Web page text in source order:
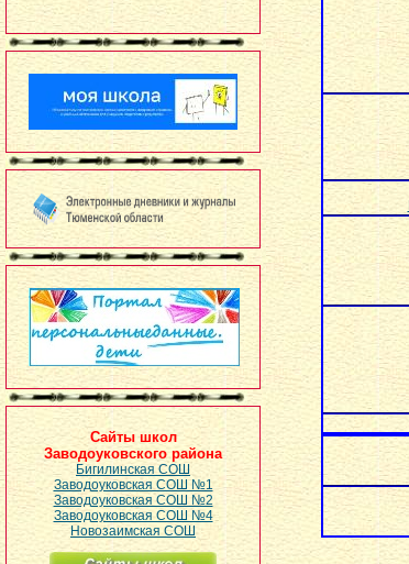
Сайты школ
Заводоуковского района
Бигилинская СОШ
Заводоуковская СОШ №1
Заводоуковская СОШ №2
Заводоуковская СОШ №4
Новозаимская СОШ